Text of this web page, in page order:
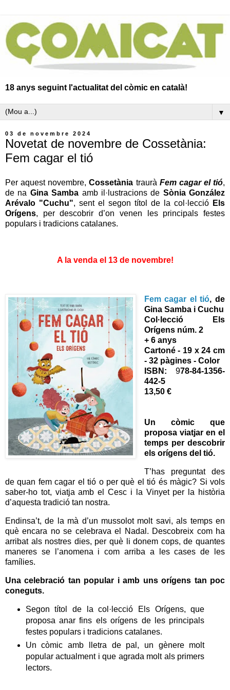
18 anys seguint l'actualitat del còmic en català!
▼
03 de novembre 2024
Novetat de novembre de Cossetània:
Fem cagar el tió
Per aquest novembre,Cossetània traurà Fem cagar el tió,
de na Gina Samba amb il·lustracions de Sònia González
Arévalo "Cuchu", sent el segon títol de la col·lecció Els
Orígens, per descobrir d’on venen les principals festes
populars i tradicions catalanes.
A la venda el 13 de novembre!
Fem cagar el tió, de
Gina Samba i Cuchu
Col·lecció Els
Orígens núm. 2
+ 6 anys
Cartoné - 19 x 24 cm
- 32 pàgines - Color
ISBN:
978-84-1356-
442-5
13,50 €
Un còmic que
proposa viatjar en el
temps per descobrir
els orígens del tió.
T’has preguntat des
de quan fem cagar el tió o per què el tió és màgic? Si vols
saber-ho tot, viatja amb el Cesc i la Vinyet per la història
d’aquesta tradició tan nostra.
Endinsa’t, de la mà d’un mussolot molt savi, als temps en
què encara no se celebrava el Nadal. Descobreix com ha
arribat als nostres dies, per què li donem cops, de quantes
maneres se l’anomena i com arriba a les cases de les
famílies.
Una celebració tan popular i amb uns orígens tan poc
coneguts.
Segon títol de la col·lecció Els Orígens, que
proposa anar fins els orígens de les principals
festes populars i tradicions catalanes.
Un còmic amb lletra de pal, un gènere molt
popular actualment i que agrada molt als primers
lectors.